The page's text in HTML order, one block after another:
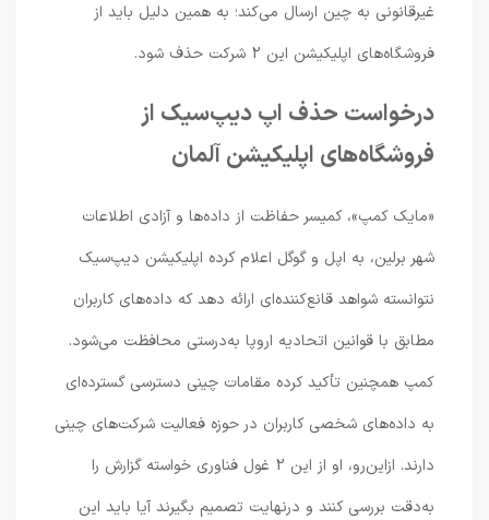
غیرقانونی به چین ارسال می‌کند؛ به همین دلیل باید از
فروشگاه‌های اپلیکیشن این 2 شرکت حذف شود.
درخواست حذف اپ دیپ‌سیک از
فروشگاه‌های اپلیکیشن آلمان
«مایک کمپ»، کمیسر حفاظت از داده‌ها و آزادی اطلاعات
شهر برلین، به اپل و گوگل اعلام کرده اپلیکیشن دیپ‌سیک
نتوانسته شواهد قانع‌کننده‌ای ارائه دهد که داده‌های کاربران
مطابق با قوانین اتحادیه اروپا به‌درستی محافظت می‌شود.
کمپ همچنین تأکید کرده مقامات چینی دسترسی گسترده‌ای
به داده‌های شخصی کاربران در حوزه فعالیت شرکت‌های چینی
دارند. ازاین‌رو، او از این 2 غول فناوری خواسته گزارش را
به‌دقت بررسی کنند و درنهایت تصمیم بگیرند آیا باید این